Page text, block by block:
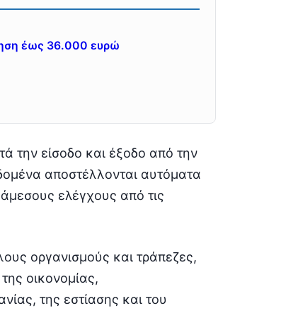
έως 36.000 ευρώ
την είσοδο και έξοδο από την
αποστέλλονται αυτόματα
ελέγχους από τις
οργανισμούς και τράπεζες,
οικονομίας,
της εστίασης και του